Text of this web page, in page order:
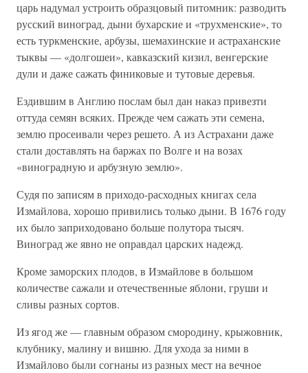
царь надумал устроить образцовый питомник: разводить
русский виноград, дыни бухарские и «трухменские», то
есть туркменские, арбузы, шемахинские и астраханские
тыквы — «долгошеи», кавказский кизил, венгерские
дули и даже сажать финиковые и тутовые деревья.
Ездившим в Англию послам был дан наказ привезти
оттуда семян всяких. Прежде чем сажать эти семена,
землю просеивали через решето. А из Астрахани даже
стали доставлять на баржах по Волге и на возах
«виноградную и арбузную землю».
Судя по записям в приходо-расходных книгах села
Измайлова, хорошо привились только дыни. В 1676 году
их было заприходовано больше полутора тысяч.
Виноград же явно не оправдал царских надежд.
Кроме заморских плодов, в Измайлове в большом
количестве сажали и отечественные яблони, груши и
сливы разных сортов.
Из ягод же — главным образом смородину, крыжовник,
клубнику, малину и вишню. Для ухода за ними в
Измайлово были согнаны из разных мест на вечное